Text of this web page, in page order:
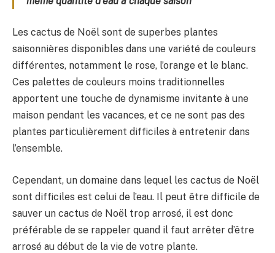
Les cactus de Noël sont de superbes plantes
saisonnières disponibles dans une variété de couleurs
différentes, notamment le rose, l’orange et le blanc.
Ces palettes de couleurs moins traditionnelles
apportent une touche de dynamisme invitante à une
maison pendant les vacances, et ce ne sont pas des
plantes particulièrement difficiles à entretenir dans
l’ensemble.
Cependant, un domaine dans lequel les cactus de Noël
sont difficiles est celui de l’eau. Il peut être difficile de
sauver un cactus de Noël trop arrosé, il est donc
préférable de se rappeler quand il faut arrêter d’être
arrosé au début de la vie de votre plante.